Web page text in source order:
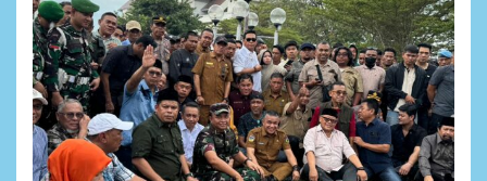
6 NEWS